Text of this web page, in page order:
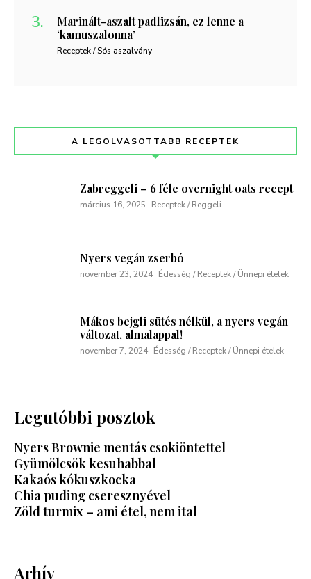
Marinált-aszalt padlizsán, ez lenne a
‘kamuszalonna’
Receptek / Sós aszalvány
A LEGOLVASOTTABB RECEPTEK
Zabreggeli – 6 féle overnight oats recept
március 16, 2025 Receptek / Reggeli
Nyers vegán zserbó
november 23, 2024 Édesség / Receptek / Ünnepi ételek
Mákos bejgli sütés nélkül, a nyers vegán
változat, almalappal!
november 7, 2024 Édesség / Receptek / Ünnepi ételek
Legutóbbi posztok
Nyers Brownie mentás csokiöntettel
Gyümölcsök kesuhabbal
Kakaós kókuszkocka
Chia puding cseresznyével
Zöld turmix – ami étel, nem ital
Arhív